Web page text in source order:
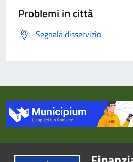
Problemi in città
Segnala disservizio